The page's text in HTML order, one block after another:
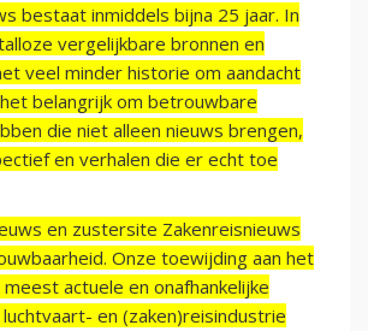
bestaat inmiddels bijna 25 jaar. In
vergelijkbare bronnen en
veel minder historie om aandacht
belangrijk om betrouwbare
die niet alleen nieuws brengen,
en verhalen die er echt toe
en zustersite Zakenreisnieuws
Onze toewijding aan het
actuele en onafhankelijke
en (zaken)reisindustrie